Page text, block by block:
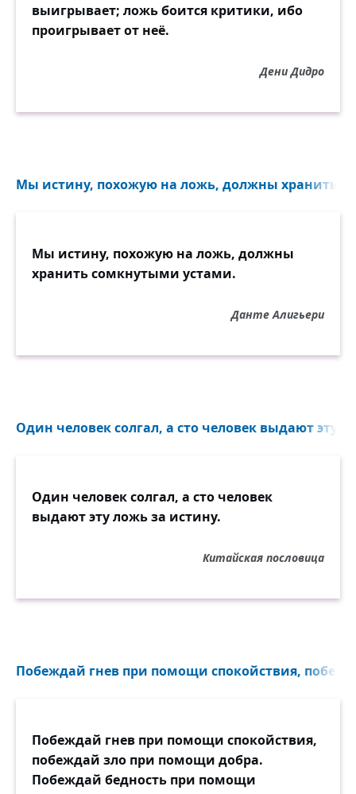
выигрывает; ложь боится критики, ибо
проигрывает от неё.
Дени Дидро
Мы истину, похожую на ложь, должны хранить
Мы истину, похожую на ложь, должны
хранить сомкнутыми устами.
Данте Алигьери
Один человек солгал, а сто человек выдают эту
Один человек солгал, а сто человек
выдают эту ложь за истину.
Китайская пословица
Побеждай гнев при помощи спокойствия,
Побеждай гнев при помощи спокойствия,
побеждай зло при помощи добра.
Побеждай бедность при помощи